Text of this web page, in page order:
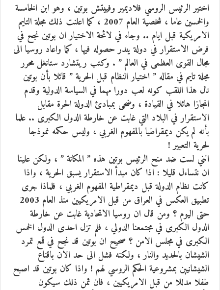
اختير الرئيس الروسي فلاديمير وفييتش بوتين ، وهو ابن الخامسة
والخمسين عاما ، شخصية العام 2007 ، كما اعلنت ذلك مجلة التايم
الامريكية قبل ايام .. وجاء في لائحة الاختيار ان بوتين نجح في
فرض الاستقرار في دولة يندر حصوله فيها ، كما واعاد روسيا الى
مجال القوى العظمى في العالم ” . وكتب ريتشارد ستانغل محرر
مجلة تايم في مقاله ” اختيار النظام قبل الحرية ” قائلا بأن بوتين
نال هذا اللقب كونه لعب دورا مهما في السياسة الدولية وقدم
انجازا هائلا في القيادة ، وضحى بمبادئ الدولة الحرة مقابل
الاستقرار في البلاد التي غابت عن خارطة الدول الكبرى .. علما
بأنه لم يكن ديمقراطيا بالمفهوم الغربي ، وليس حكمه نموذجا
لحرية التعبير !
انني لست ضد منح الرئيس بوتين هذه ” المكانة ” ، ولكن علينا
ان نتساءل قليلا : اذا كان مبدأ الاستقرار يسبق الحرية ، واذا
كانت نظام الدولة قبل ديمقراطية المفهوم الغربي ، فلماذا جرى
تطبيق العكس في العراق من قبل الامريكيين منذ العام 2003
حتى اليوم ؟ ومن قال ان روسيا الاتحادية غابت عن خارطة
الدول الكبرى في مجتمعنا الدولي ، فلم تزل احدى الدول الخمس
الكبرى في مجلس الامن ؟ صحيح ان بوتين قد نجح في قمع تمرد
الشيشان بالحديد والنار ، ولكنه فشل الى حد الان باقناع
الشيشانيين بمشروعية الحكم الروسي لهم ! واذا كان بوتين قد اصبح
طفلا مدللا من قبل الامريكيين ، فان ثمن ذلك سيكون